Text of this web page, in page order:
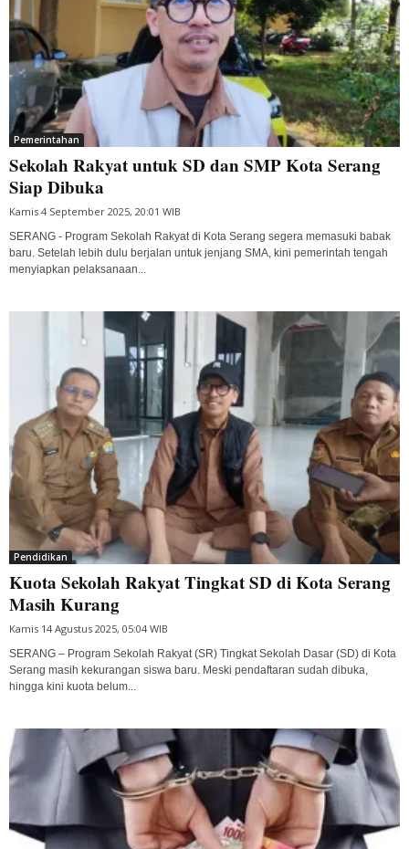
Pemerintahan
Sekolah Rakyat untuk SD dan SMP Kota Serang
Siap Dibuka
Kamis 4 September 2025, 20:01 WIB
SERANG - Program Sekolah Rakyat di Kota Serang segera memasuki babak
baru. Setelah lebih dulu berjalan untuk jenjang SMA, kini pemerintah tengah
menyiapkan pelaksanaan...
Pendidikan
Kuota Sekolah Rakyat Tingkat SD di Kota Serang
Masih Kurang
Kamis 14 Agustus 2025, 05:04 WIB
SERANG – Program Sekolah Rakyat (SR) Tingkat Sekolah Dasar (SD) di Kota
Serang masih kekurangan siswa baru. Meski pendaftaran sudah dibuka,
hingga kini kuota belum...